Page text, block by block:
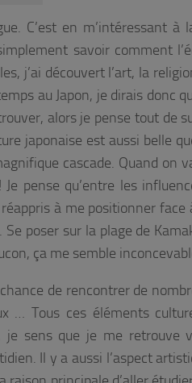
C’est en m’intéressant
savoir comment
j’ai découvert l’art, la
au Japon, je dirais donc
alors je pense tout de
japonaise est aussi belle
cascade. Quand on
pense qu’entre les
à me positionner
Se poser sur la plage de
ça me semble
de rencontrer de
… Tous ces éléments
je sens que je me
Il y a aussi l’aspect